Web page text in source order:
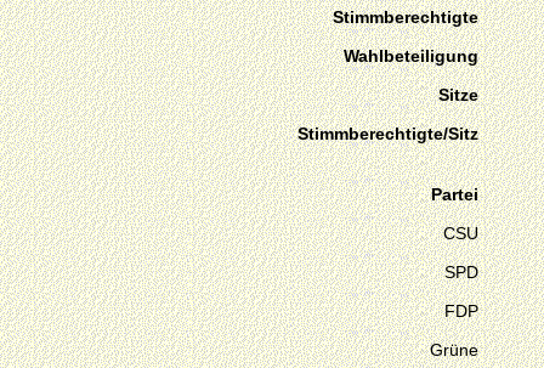
Stimmberechtigte
Wahlbeteiligung
Sitze
Stimmberechtigte/Sitz
Partei
CSU
SPD
FDP
Grüne